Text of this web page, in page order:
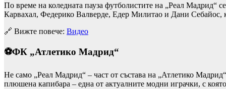
По време на коледната пауза футболистите на „Реал Мадрид“
Карвахал, Федерико Валверде, Едер Милитао и Дани Себайос,
🔗 Вижте повече: Видео
⚽ФК „Атлетико Мадрид“
Не само „Реал Мадрид“ – част от състава на „Атлетико
плюшена капибара – една от актуалните модни играчки, с